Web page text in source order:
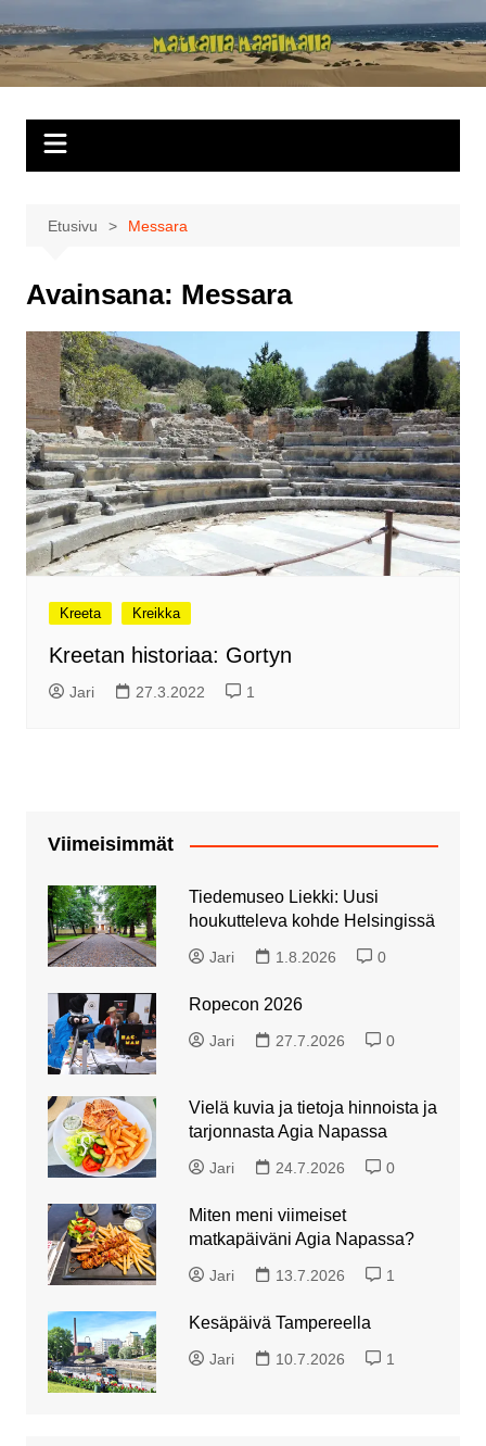
sisältöön
Matkalla
maailmalla
Etusivu Messara
Avainsana: Messara
Kreeta Kreikka
Kreetan historiaa: Gortyn
Jari 27.3.2022 1
Viimeisimmät
Tiedemuseo Liekki: Uusi
houkutteleva kohde Helsingissä
Jari 1.8.2026 0
Ropecon 2026
Jari 27.7.2026 0
Vielä kuvia ja tietoja hinnoista ja
tarjonnasta Agia Napassa
Jari 24.7.2026 0
Miten meni viimeiset
matkapäiväni Agia Napassa?
Jari 13.7.2026 1
Kesäpäivä Tampereella
Jari 10.7.2026 1